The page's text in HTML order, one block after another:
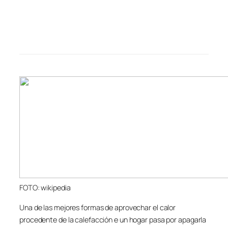
FOTO: wikipedia
Una de las mejores formas de aprovechar el calor
procedente de la calefacción e un hogar pasa por apagarla